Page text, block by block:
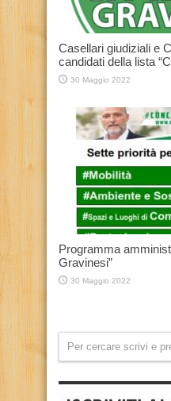
Casellari giudiziali e
candidati della lista
30 Maggio 2022
Programma
Gravinesi”
30 Maggio 2022